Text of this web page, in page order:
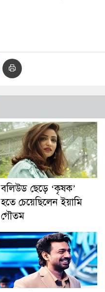
বলিউড ছেড়ে ‘কৃষক’
হতে চেয়েছিলেন ইয়ামি
গৌতম